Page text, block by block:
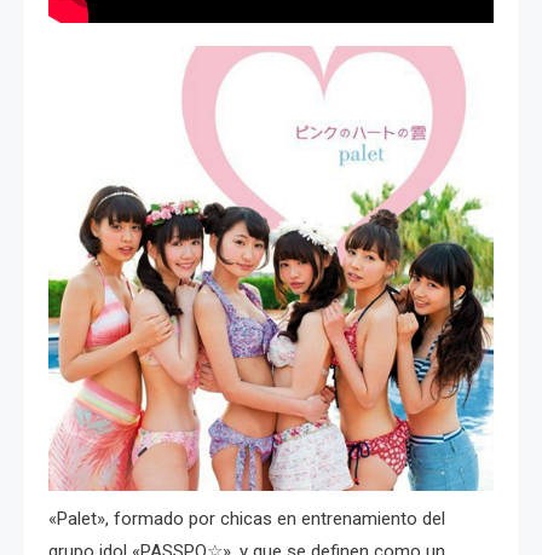
«Palet», formado por chicas en entrenamiento del